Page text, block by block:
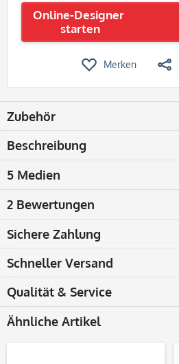
Online-Designer
starten
Merken
Zubehör
Beschreibung
5 Medien
2 Bewertungen
Sichere Zahlung
Schneller Versand
Qualität & Service
Ähnliche Artikel